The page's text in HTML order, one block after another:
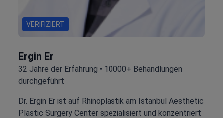
VERIFIZIERT
Ergin Er
32 Jahre der Erfahrung • 10000+ Behandlungen
durchgeführt
Dr. Ergin Er ist auf Rhinoplastik am Istanbul Aesthetic
Plastic Surgery Center spezialisiert und konzentriert